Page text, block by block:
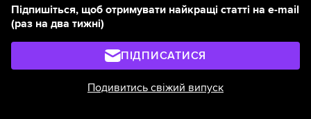
Підпишіться, щоб отримувати найкращі статті на e-mail
(раз на два тижні)
ПІДПИСАТИСЯ
Подивитись свіжий випуск